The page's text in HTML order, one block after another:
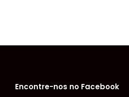
Encontre-nos no Facebook